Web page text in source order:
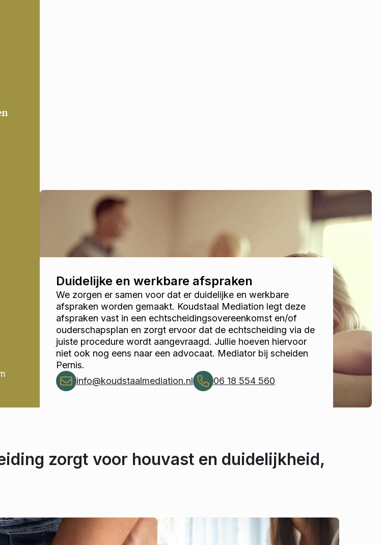
Duidelijke en werkbare afspraken
We zorgen er samen voor dat er duidelijke en werkbare
afspraken worden gemaakt. Koudstaal Mediation legt deze
afspraken vast in een echtscheidingsovereenkomst en/of
ouderschapsplan en zorgt ervoor dat de echtscheiding via de
juiste procedure wordt aangevraagd. Jullie hoeven hiervoor
niet ook nog eens naar een advocaat. Mediator bij scheiden
Pernis.
info@koudstaalmediation.nl
06 18 554 560
zorgt voor houvast en duidelijkheid,